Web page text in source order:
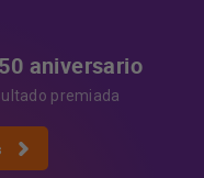
aniversario
premiada